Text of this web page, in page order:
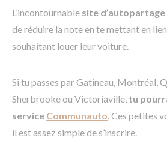
L’incontournable site d’autopartage
de réduire la note en te mettant en
souhaitant louer leur voiture.
Si tu passes par Gatineau, Montréal,
Sherbrooke ou Victoriaville, tu
service Communauto. Ces petites
il est assez simple de s’inscrire.